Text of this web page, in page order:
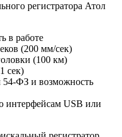
регистратора Атол
в работе
(200 мм/сек)
(100 км)
сек)
54-ФЗ и возможность
USB или